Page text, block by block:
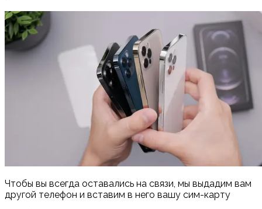
Чтобы вы всегда оставались на связи, мы выдадим вам
другой телефон и вставим в него вашу сим-карту